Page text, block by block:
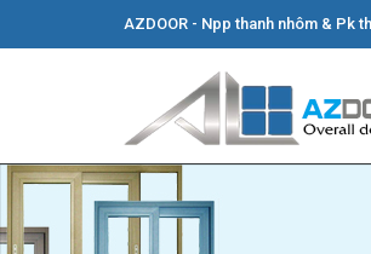
AZDOOR - Npp thanh nhôm & Pk